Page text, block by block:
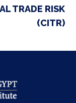
TRADE RISK
(CITR)